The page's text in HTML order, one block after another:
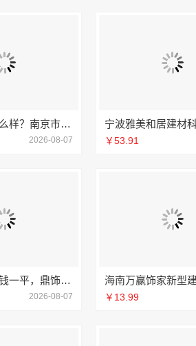
个性化装饰怎么样？南京市创亿讯环保家装全包详解
2026-08-07 ￥53.91
深圳装饰多少钱一平，鼎饰空间售后无忧
2026-08-07 ￥13.99